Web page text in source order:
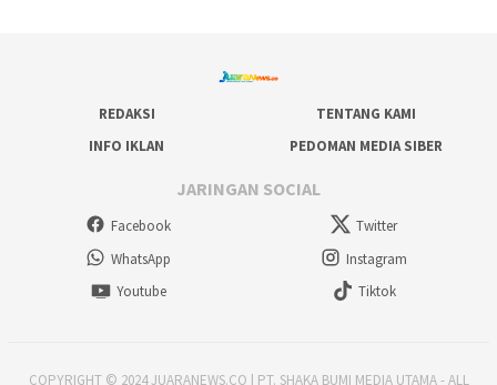
REDAKSI
TENTANG KAMI
INFO IKLAN
PEDOMAN MEDIA SIBER
JARINGAN SOCIAL
Facebook
Twitter
WhatsApp
Instagram
Youtube
Tiktok
COPYRIGHT © 2024 JUARANEWS.CO | PT. SHAKA BUMI MEDIA UTAMA - ALL